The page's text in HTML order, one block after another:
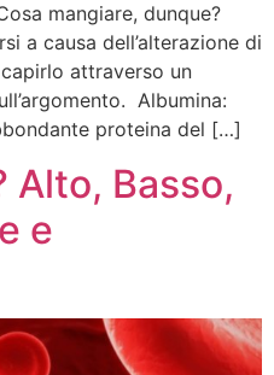
mangiare, dunque?
a causa dell’alterazione di
attraverso un
Albumina:
proteina del […]
Alto, Basso,
e